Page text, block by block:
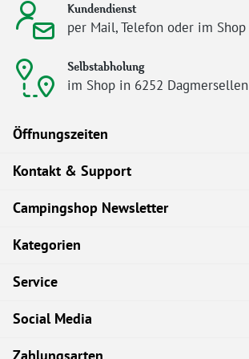
Kundendienst
per Mail, Telefon oder im Shop
Selbstabholung
im Shop in 6252 Dagmersellen
Öffnungszeiten
Kontakt & Support
Campingshop Newsletter
Kategorien
Service
Social Media